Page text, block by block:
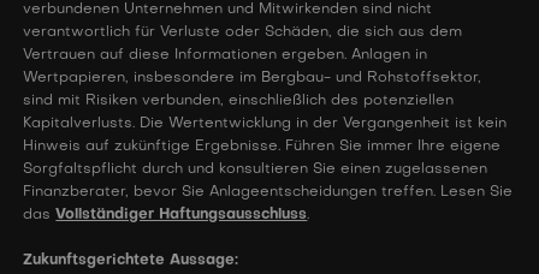
verbundenen Unternehmen und Mitwirkenden sind nicht
verantwortlich für Verluste oder Schäden, die sich aus dem
Vertrauen auf diese Informationen ergeben. Anlagen in
Wertpapieren, insbesondere im Bergbau- und Rohstoffsektor,
sind mit Risiken verbunden, einschließlich des potenziellen
Kapitalverlusts. Die Wertentwicklung in der Vergangenheit ist kein
Hinweis auf zukünftige Ergebnisse. Führen Sie immer Ihre eigene
Sorgfaltspflicht durch und konsultieren Sie einen zugelassenen
Finanzberater, bevor Sie Anlageentscheidungen treffen. Lesen Sie
dasVollständiger Haftungsausschluss.
Zukunftsgerichtete Aussage: